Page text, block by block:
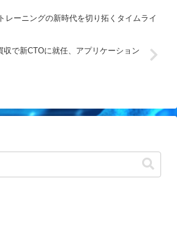
レーニングの新時代を切り拓くタイムライ
で新CTOに就任、アプリケーション